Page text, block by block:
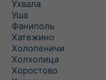
Ухвала
Уша
Фаниполь
Хатежино
Холопеничи
Холхолица
Хоростово